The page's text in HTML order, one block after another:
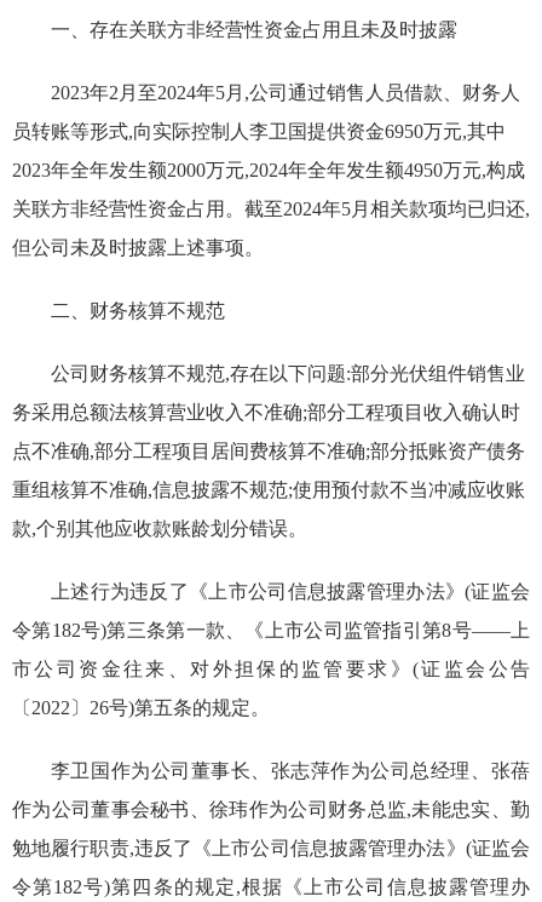
一、 存在关联方非经营性资金占用且未及时披露
2023年2月至2024年5月,公司通过销售人员借款、财务人
员转账等形式,向实际控制人李卫国提供资金6950万元,其中
2023年全年发生额2000万元,2024年全年发生额4950万元,构成
关联方非经营性资金占用。截至2024年5月相关款项均已归还,
但公司未及时披露上述事项。
二、财务核算不规范
公司财务核算不规范,存在以下问题:部分光伏组件销售业
务采用总额法核算营业收入不准确;部分工程项目收入确认时
点不准确,部分工程项目居间费核算不准确;部分抵账资产债务
重组核算不准确,信息披露不规范;使用预付款不当冲减应收账
款,个别其他应收款账龄划分错误。
上述行为违反了《上市公司信息披露管理办法》(证监会
令第182号)第三条第一款、《上市公司监管指引第8号——上
市公司资金往来、对外担保的监管要求》(证监会公告
〔2022〕 26号)第五条的规定。
李卫国作为公司董事长、张志萍作为公司总经理、张蓓
作为公司董事会秘书、徐玮作为公司财务总监,未能忠实、勤
勉地履行职责,违反了《上市公司信息披露管理办法》(证监会
令第182号)第四条的规定,根据《上市公司信息披露管理办